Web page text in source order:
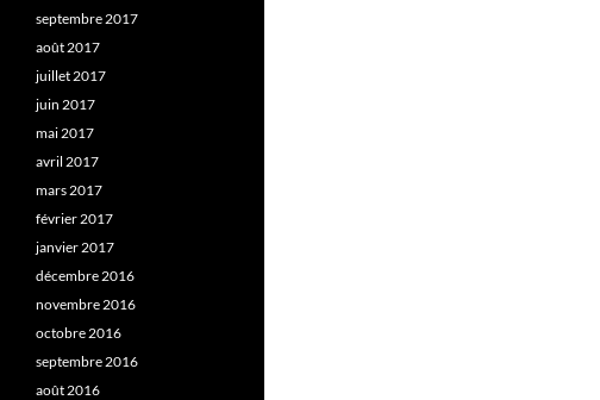
septembre 2017
août 2017
juillet 2017
juin 2017
mai 2017
avril 2017
mars 2017
février 2017
janvier 2017
décembre 2016
novembre 2016
octobre 2016
septembre 2016
août 2016